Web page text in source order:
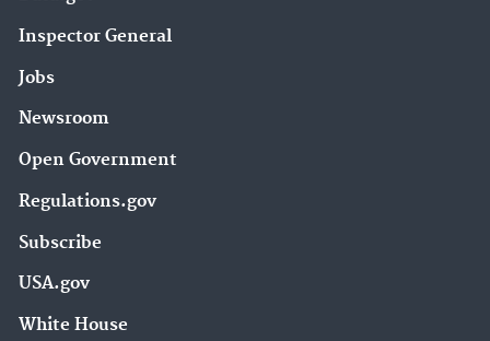
Inspector General
Jobs
Newsroom
Open Government
Regulations.gov
Subscribe
USA.gov
White House